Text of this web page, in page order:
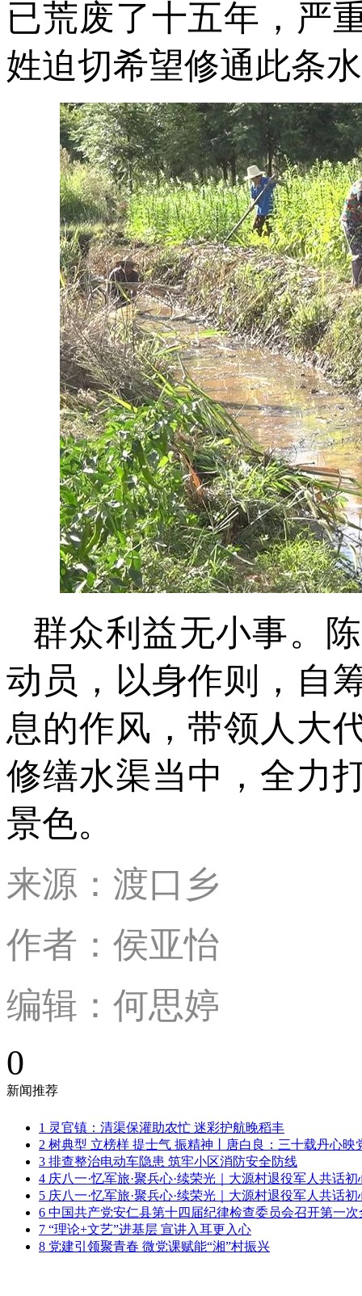
已荒废了十五年，严
姓迫切希望修通此条
群众利益无小事。
动员，以身作则，自
息的作风，带领人大
修缮水渠当中，全力
景色。
来源：渡口乡
作者：侯亚怡
编辑：何思婷
0
新闻推荐
1 灵官镇：清渠保灌助农忙 迷彩护航晚稻丰
2 树典型 立榜样 提士气 振精神丨唐白良：三十载丹心映
3 排查整治电动车隐患 筑牢小区消防安全防线
4 庆八一·忆军旅·聚兵心·续荣光｜大源村退役军人共话初
5 庆八一·忆军旅·聚兵心·续荣光｜大源村退役军人共话初
6 中国共产党安仁县第十四届纪律检查委员会召开第一次
7 “理论+文艺”进基层 宣讲入耳更入心
8 党建引领聚青春 微党课赋能“湘”村振兴